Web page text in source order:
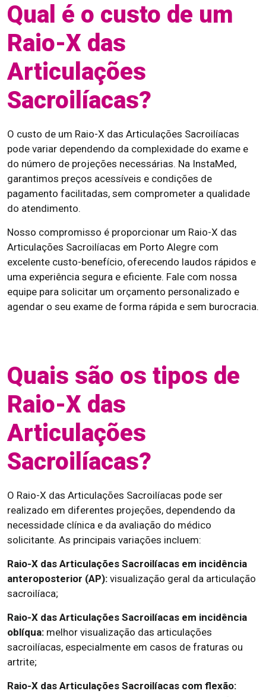
Qual é o custo de um
Raio-X das
Articulações
Sacroilíacas?
O custo de um Raio-X das Articulações Sacroilíacas
pode variar dependendo da complexidade do exame e
do número de projeções necessárias. Na InstaMed,
garantimos preços acessíveis e condições de
pagamento facilitadas, sem comprometer a qualidade
do atendimento.
Nosso compromisso é proporcionar um Raio-X das
Articulações Sacroilíacas em Porto Alegre com
excelente custo-benefício, oferecendo laudos rápidos e
uma experiência segura e eficiente. Fale com nossa
equipe para solicitar um orçamento personalizado e
agendar o seu exame de forma rápida e sem burocracia.
Quais são os tipos de
Raio-X das
Articulações
Sacroilíacas?
O Raio-X das Articulações Sacroilíacas pode ser
realizado em diferentes projeções, dependendo da
necessidade clínica e da avaliação do médico
solicitante. As principais variações incluem:
Raio-X das Articulações Sacroilíacas em incidência
anteroposterior (AP): visualização geral da articulação
sacroilíaca;
Raio-X das Articulações Sacroilíacas em incidência
oblíqua: melhor visualização das articulações
sacroilíacas, especialmente em casos de fraturas ou
artrite;
Raio-X das Articulações Sacroilíacas com flexão: